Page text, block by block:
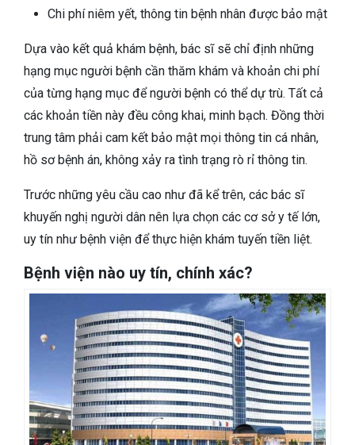
Chi phí niêm yết, thông tin bệnh nhân được bảo mật
Dựa vào kết quả khám bệnh, bác sĩ sẽ chỉ định những
hạng mục người bệnh cần thăm khám và khoản chi phí
của từng hạng mục để người bệnh có thể dự trù. Tất cả
các khoản tiền này đều công khai, minh bạch. Đồng thời
trung tâm phải cam kết bảo mật mọi thông tin cá nhân,
hồ sơ bệnh án, không xảy ra tình trạng rò rỉ thông tin.
Trước những yêu cầu cao như đã kể trên, các bác sĩ
khuyến nghị người dân nên lựa chọn các cơ sở y tế lớn,
uy tín như bệnh viện để thực hiện khám tuyến tiền liệt.
Bệnh viện nào uy tín, chính xác?